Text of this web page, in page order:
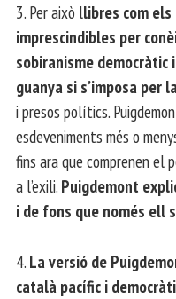
3. Per això llibres com
imprescindibles per
sobiranisme democràtic
guanya si s’imposa per
i presos polítics.
esdeveniments més o
fins ara que comprenen el
a l’exili. Puigdemont
i de fons que només ell
4. La versió de
català pacífic i